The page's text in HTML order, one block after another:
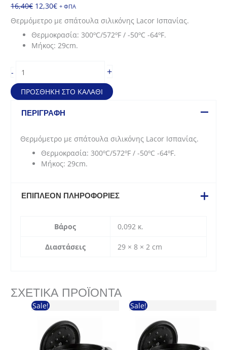
16,40€ Original
was:
16,40€.
12,30€Η
τρέχουσα
είναι:
12,30€.
+ ΦΠΑ
Θερμόμετρο με σπάτουλα σιλικόνης Lacor Ισπανίας.
Θερμοκρασία: 300ºC/572ºF / -50ºC -64ºF.
Μήκος: 29cm.
-
σπάτουλα
(300ºC)
ποσότητα
+
ΠΡΟΣΘΉΚΗ ΣΤΟ ΚΑΛΆΘΙ
ΠΕΡΙΓΡΑΦΉ
Θερμόμετρο με σπάτουλα σιλικόνης Lacor Ισπανίας.
Θερμοκρασία: 300ºC/572ºF / -50ºC -64ºF.
Μήκος: 29cm.
ΕΠΙΠΛΈΟΝ ΠΛΗΡΟΦΟΡΊΕΣ
Βάρος 0,092 κ.
Διαστάσεις 29 × 8 × 2 cm
ΣΧΕΤΙΚΆ ΠΡΟΪΌΝΤΑ
Sale! Sale!